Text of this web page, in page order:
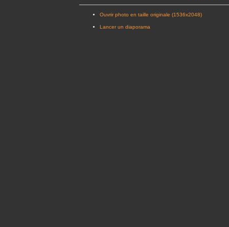
Ouvrir photo en taille originale (1536x2048)
Lancer un diaporama